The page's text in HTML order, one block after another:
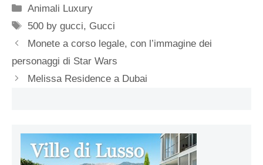
Categorie
Animali Luxury
Tag
500 by gucci, Gucci
Monete a corso legale, con l’immagine dei
personaggi di Star Wars
Melissa Residence a Dubai